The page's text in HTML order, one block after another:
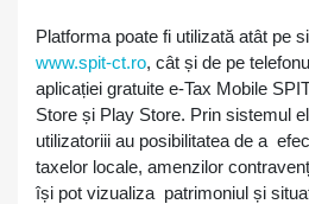
Platforma poate fi utilizată atât pe
www.spit-ct.ro, cât și de pe
aplicației gratuite e-Tax Mobile
Store și Play Store. Prin sistemul
utilizatoriii au posibilitatea de a
taxelor locale, amenzilor
își pot vizualiza patrimoniul și